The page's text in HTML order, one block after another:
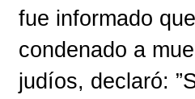
fue informado
condenado a
judíos, declaró: